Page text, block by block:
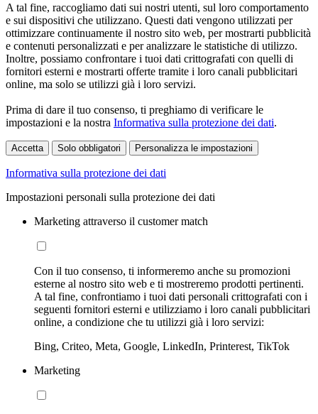
A tal fine, raccogliamo dati sui nostri utenti, sul loro comportamento
e sui dispositivi che utilizzano. Questi dati vengono utilizzati per
ottimizzare continuamente il nostro sito web, per mostrarti pubblicità
e contenuti personalizzati e per analizzare le statistiche di utilizzo.
Inoltre, possiamo confrontare i tuoi dati crittografati con quelli di
fornitori esterni e mostrarti offerte tramite i loro canali pubblicitari
online, ma solo se utilizzi già i loro servizi.
Prima di dare il tuo consenso, ti preghiamo di verificare le
impostazioni e la nostra Informativa sulla protezione dei dati.
Accetta Solo obbligatori Personalizza le impostazioni
Informativa sulla protezione dei dati
Impostazioni personali sulla protezione dei dati
Marketing attraverso il customer match
Con il tuo consenso, ti informeremo anche su promozioni
esterne al nostro sito web e ti mostreremo prodotti pertinenti.
A tal fine, confrontiamo i tuoi dati personali crittografati con i
seguenti fornitori esterni e utilizziamo i loro canali pubblicitari
online, a condizione che tu utilizzi già i loro servizi:
Bing, Criteo, Meta, Google, LinkedIn, Printerest, TikTok
Marketing